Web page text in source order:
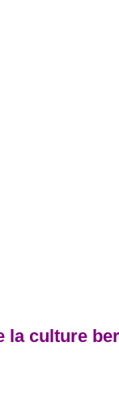
la culture